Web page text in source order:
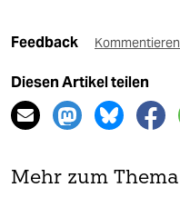
Feedback Kommentieren
Diesen Artikel teilen
Mehr zum Thema